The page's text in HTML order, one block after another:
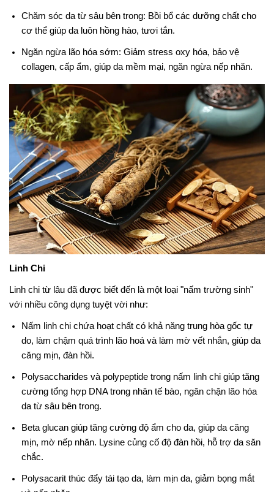
Chăm sóc da từ sâu bên trong: Bồi bổ các dưỡng chất cho
cơ thể giúp da luôn hồng hào, tươi tắn.
Ngăn ngừa lão hóa sớm: Giảm stress oxy hóa, bảo vệ
collagen, cấp ẩm, giúp da mềm mại, ngăn ngừa nếp nhăn.
Linh Chi
Linh chi từ lâu đã được biết đến là một loại "nấm trường sinh"
với nhiều công dụng tuyệt vời như:
Nấm linh chi chứa hoạt chất có khả năng trung hòa gốc tự
do, làm chậm quá trình lão hoá và làm mờ vết nhắn, giúp da
căng mịn, đàn hồi.
Polysaccharides và polypeptide trong nấm linh chi giúp tăng
cường tổng hợp DNA trong nhân tế bào, ngăn chặn lão hóa
da từ sâu bên trong.
Beta glucan giúp tăng cường độ ẩm cho da, giúp da căng
mịn, mờ nếp nhăn. Lysine củng cố độ đàn hồi, hỗ trợ da săn
chắc.
Polysacarit thúc đẩy tái tạo da, làm mịn da, giảm bọng mắt